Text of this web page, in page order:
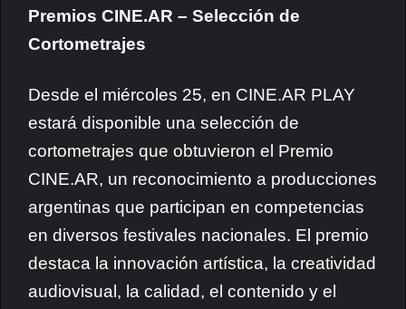
Premios CINE.AR – Selección de
Cortometrajes
Desde el miércoles 25, en CINE.AR PLAY
estará disponible una selección de
cortometrajes que obtuvieron el Premio
CINE.AR, un reconocimiento a producciones
argentinas que participan en competencias
en diversos festivales nacionales. El premio
destaca la innovación artística, la creatividad
audiovisual, la calidad, el contenido y el